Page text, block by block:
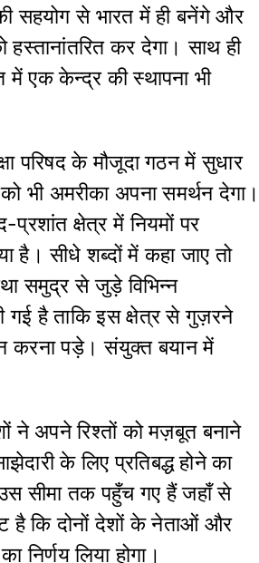
सहयोग से भारत में ही बनेंगे और
कर देगा। साथ ही
में एक केन्द्र की स्थापना भी
परिषद के मौजूदा गठन में सुधार
भी अमरीका अपना समर्थन देगा।
क्षेत्र में नियमों पर
है। सीधे शब्दों में कहा जाए तो
समुद्र से जुड़े विभिन्न
गई है ताकि इस क्षेत्र से गुज़रने
न करना पड़े। संयुक्त बयान में
ने अपने रिश्तों को मज़‌बूत बनाने
के लिए प्रतिबद्ध होने का
उस सीमा तक पहुँच गए हैं जहाँ से
है कि दोनों देशों के नेताओं और
निर्णय लिया होगा।